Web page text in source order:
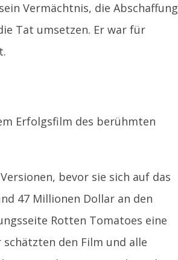
Vermächtnis, die Abschaffung
Tat umsetzen. Er war für
Erfolgsfilm des berühmten
bevor sie sich auf das
47 Millionen Dollar an den
Rotten Tomatoes eine
den Film und alle